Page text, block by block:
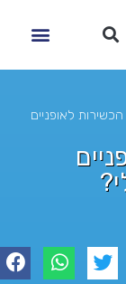
לאופניים